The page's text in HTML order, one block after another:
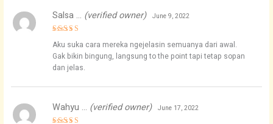
Rated
out of 5
Salsa … (verified owner) June 9, 2022
Aku suka cara mereka ngejelasin semuanya dari awal.
Gak bikin bingung, langsung to the point tapi tetap sopan
dan jelas.
Wahyu … (verified owner) June 17, 2022